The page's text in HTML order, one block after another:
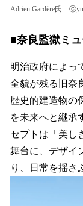
Adrien Gardère氏 ⓒyuz
■奈良監獄ミ
明治政府によっ
全貌が残る旧奈
歴史的建造物の
を未来へと継承
セプトは「美し
舞台に、デザイ
り、日常を揺さ